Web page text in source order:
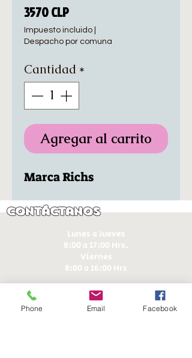
3570 CLPPrecio
Impuesto incluido
Despacho por comuna
Cantidad *
Agregar al carrito
Marca Richs
Contáctanos
Lunes a Jueves
8:00 a 17:00 Hrs.
Viernes
8:00 a 16:00 Hrs​
Sábados
9:00 a 16:30 Hrs
Domingos
Phone Email Facebook